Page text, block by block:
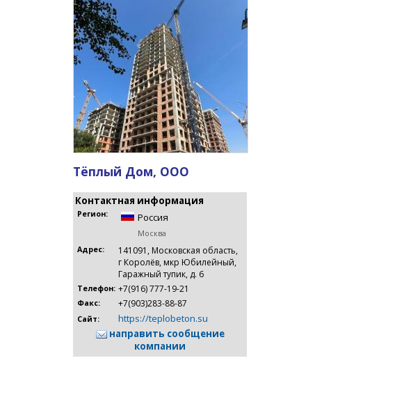
Тёплый Дом, ООО
Контактная информация
Регион: Россия
Москва
Адрес:
141091, Московская область,
г Королёв, мкр Юбилейный,
Гаражный тупик, д. 6
Телефон: +7(916) 777-19-21
Факс: +7(903)283-88-87
Сайт:
https://teplobeton.su
направить сообщение
компании